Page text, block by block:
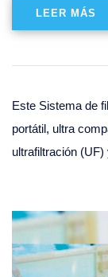
LEER MÁS
Este Sistema de
portátil, ultra
ultrafiltración